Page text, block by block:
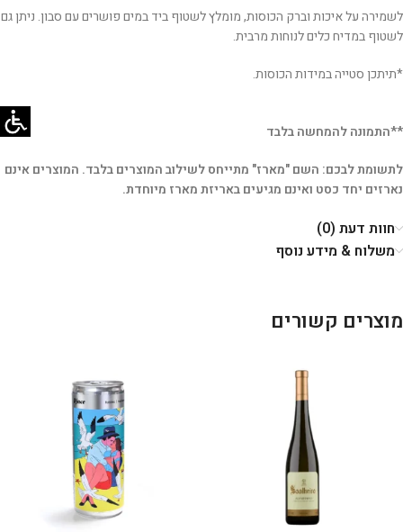
לשמירה על איכות וברק הכוסות, מומלץ לשטוף ביד במים פושרים עם סבון. ניתן גם
לשטוף במדיח כלים לנוחות מרבית.
*תיתכן סטייה במידות הכוסות.
**התמונה להמחשה בלבד
לתשומת לבכם: השם "מארז" מתייחס לשילוב המוצרים בלבד. המוצרים אינם
נארזים יחד כסט ואינם מגיעים באריזת מארז מיוחדת.
חוות דעת (0)
משלוח & מידע נוסף
מוצרים קשורים